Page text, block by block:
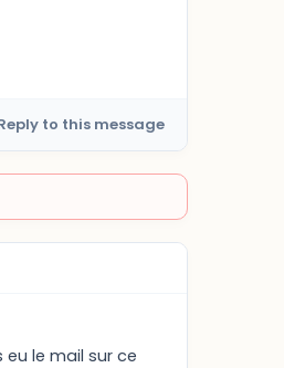
to this message
le mail sur ce